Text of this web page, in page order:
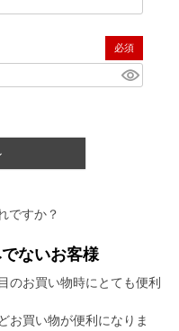
(必須)
ですか？
ないお客様
のお買い物時にとても便利
お買い物が便利になりま